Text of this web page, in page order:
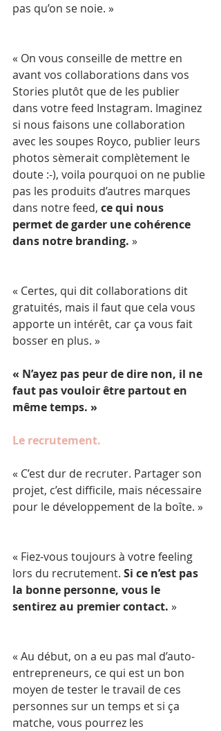
pas qu’on se noie. »
« On vous conseille de mettre en
avant vos collaborations dans vos
Stories plutôt que de les publier
dans votre feed Instagram. Imaginez
si nous faisons une collaboration
avec les soupes Royco, publier leurs
photos sèmerait complètement le
doute :-), voila pourquoi on ne publie
pas les produits d’autres marques
dans notre feed, ce qui nous
permet de garder une cohérence
dans notre branding. »
« Certes, qui dit collaborations dit
gratuités, mais il faut que cela vous
apporte un intérêt, car ça vous fait
bosser en plus. »
« N’ayez pas peur de dire non, il ne
faut pas vouloir être partout en
même temps. »
Le recrutement.
« C’est dur de recruter. Partager son
projet, c’est difficile, mais nécessaire
pour le développement de la boîte. »
« Fiez-vous toujours à votre feeling
lors du recrutement. Si ce n’est pas
la bonne personne, vous le
sentirez au premier contact. »
« Au début, on a eu pas mal d’auto-
entrepreneurs, ce qui est un bon
moyen de tester le travail de ces
personnes sur un temps et si ça
matche, vous pourrez les